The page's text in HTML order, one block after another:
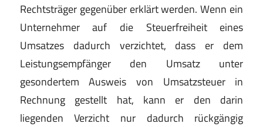
Rechtsträger gegenüber erklärt werden. Wenn ein
Unternehmer auf die Steuerfreiheit eines
Umsatzes dadurch verzichtet, dass er dem
Leistungsempfänger den Umsatz unter
gesondertem Ausweis von Umsatzsteuer in
Rechnung gestellt hat, kann er den darin
liegenden Verzicht nur dadurch rückgängig